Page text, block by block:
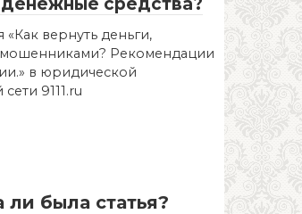
«Как вернуть деньги,
Рекомендации
в юридической
9111.ru
ли была статья?